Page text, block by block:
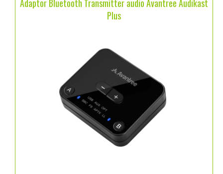
Adaptor Bluetooth Transmitter audio Avantree Audikast
Plus